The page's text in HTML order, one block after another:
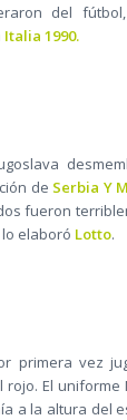
del
Italia 1990.
de Serbia Y
fueron
elaboró Lotto.
primera vez
rojo. El uniforme
a la altura del